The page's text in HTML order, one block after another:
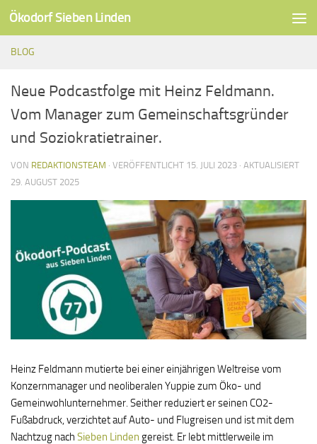
Unter dem Inhalt
Ökodorf Sieben Linden
BLOG
Neue Podcastfolge mit Heinz Feldmann.
Vom Manager zum Gemeinschaftsgründer
und Soziokratietrainer.
VON REDAKTIONSTEAM · VERÖFFENTLICHT 15. JULI 2023 · AKTUALISIERT
29. AUGUST 2025
Heinz Feldmann mutierte bei einer einjährigen Weltreise vom
Konzernmanager und neoliberalen Yuppie zum Öko- und
Gemeinwohlunternehmer. Seither reduziert er seinen CO2-
Fußabdruck, verzichtet auf Auto- und Flugreisen und ist mit dem
Nachtzug nach Sieben Linden gereist. Er lebt mittlerweile im